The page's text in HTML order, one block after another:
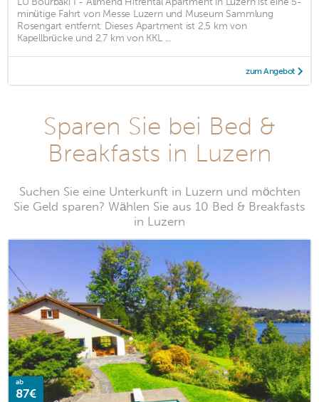
minütige Fahrt von Messe Luzern und Museum Sammlung
Rosengart entfernt. Dieses Apartment ist 2,5 km von
Kapellbrücke und 2,7 km von KKL ...
zum Angebot
Sparen Sie bei Bed &
Breakfasts in Luzern
Suchen Sie eine Unterkunft in Luzern und möchten
Sie Geld sparen? Wählen Sie aus 10 Bed & Breakfasts
in Luzern
ab
87€